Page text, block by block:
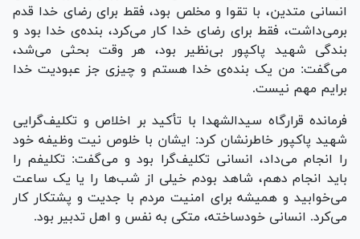
انسانی متدین، با تقوا و مخلص بود، فقط برای رضای خدا قدم
برمی‌داشت، فقط برای رضای خدا کار می‌کرد، بنده‌ی خدا بود و
بندگی شهید پاکپور بی‌نظیر بود، هر وقت بحثی می‌شد،
می‌گفت: من یک بنده‌ی خدا هستم و چیزی جز عبودیت خدا
برایم مهم نیست.
فرمانده قرارگاه سیدالشهدا با تأکید بر اخلاص و تکلیف‌گرایی
شهید پاکپور خاطرنشان کرد: ایشان با خلوص نیت وظیفه خود
را انجام می‌داد، انسانی تکلیف‌گرا بود و می‌گفت: تکلیفم را
باید انجام دهم، شاهد بودم خیلی از شب‌ها را یا یک ساعت
می‌خوابید و همیشه برای امنیت مردم با جدیت و پشتکار کار
می‌کرد. انسانی خودساخته، متکی به نفس و اهل تدبیر بود.